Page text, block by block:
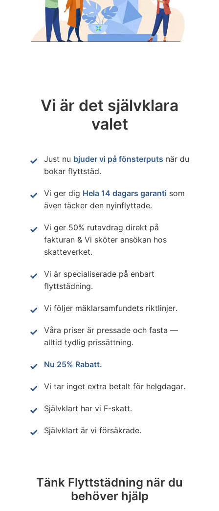
Vi är det självklara
valet
Just nu bjuder vi på fönsterputs när du
bokar flyttstäd.
Vi ger dig Hela 14 dagars garanti som
även täcker den nyinflyttade.
Vi ger 50% rutavdrag direkt på
fakturan & Vi sköter ansökan hos
skatteverket.
Vi är specialiserade på enbart
flyttstädning.
Vi följer mäklarsamfundets riktlinjer.
Våra priser är pressade och fasta —
alltid tydlig prissättning.
Nu 25% Rabatt.
Vi tar inget extra betalt för helgdagar.
Självklart har vi F-skatt.
Självklart är vi försäkrade.
Tänk Flyttstädning när du
behöver hjälp